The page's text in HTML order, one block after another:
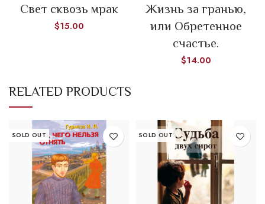
Свет сквозь мрак
$15.00
Жизнь за гранью,
или Обретенное
счастье.
$14.00
RELATED PRODUCTS
SOLD OUT SOLD OUT